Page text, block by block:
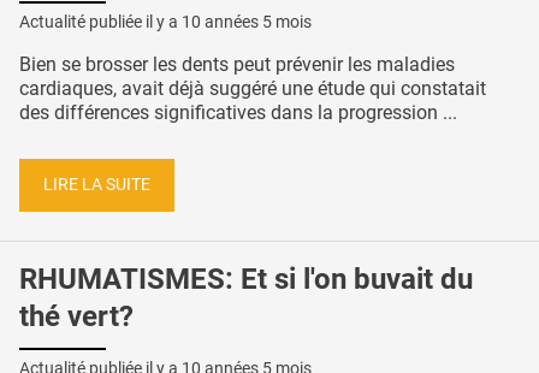
Actualité publiée il y a 10 années 5 mois
Bien se brosser les dents peut prévenir les maladies
cardiaques, avait déjà suggéré une étude qui constatait
des différences significatives dans la progression ...
LIRE LA SUITE
RHUMATISMES: Et si l'on buvait du
thé vert?
Actualité publiée il y a 10 années 5 mois